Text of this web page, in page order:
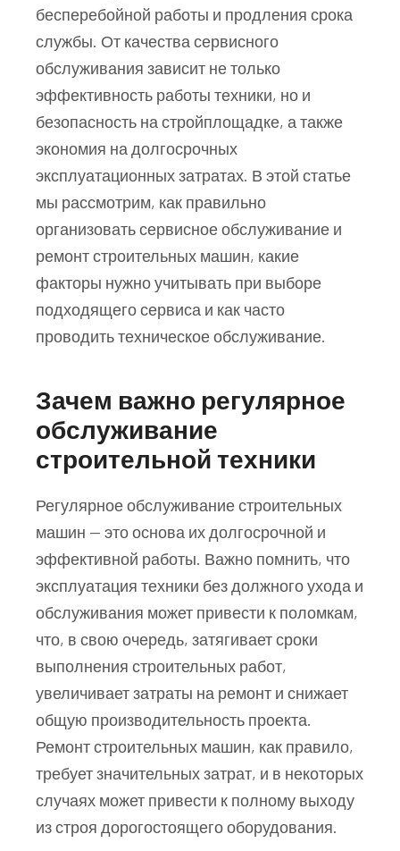
бесперебойной работы и продления срока
службы. От качества сервисного
обслуживания зависит не только
эффективность работы техники, но и
безопасность на стройплощадке, а также
экономия на долгосрочных
эксплуатационных затратах. В этой статье
мы рассмотрим, как правильно
организовать сервисное обслуживание и
ремонт строительных машин, какие
факторы нужно учитывать при выборе
подходящего сервиса и как часто
проводить техническое обслуживание.
Зачем важно регулярное
обслуживание
строительной техники
Регулярное обслуживание строительных
машин — это основа их долгосрочной и
эффективной работы. Важно помнить, что
эксплуатация техники без должного ухода и
обслуживания может привести к поломкам,
что, в свою очередь, затягивает сроки
выполнения строительных работ,
увеличивает затраты на ремонт и снижает
общую производительность проекта.
Ремонт строительных машин, как правило,
требует значительных затрат, и в некоторых
случаях может привести к полному выходу
из строя дорогостоящего оборудования.